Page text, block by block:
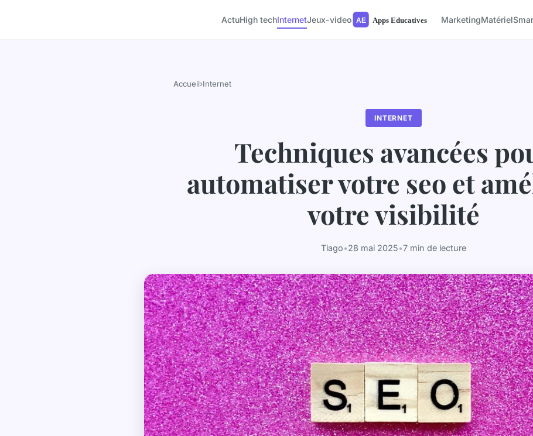
ActuHigh techInternetJeux-video MarketingMatériel
Accueil›Internet
INTERNET
Techniques avancées
automatiser votre seo et
votre visibilité
Tiago•28 mai 2025•7 min de lecture